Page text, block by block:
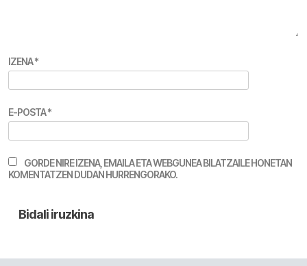
IZENA*
E-POSTA*
GORDE NIRE IZENA, EMAILA ETA WEBGUNEA BILATZAILE HONETAN
KOMENTATZEN DUDAN HURRENGORAKO.